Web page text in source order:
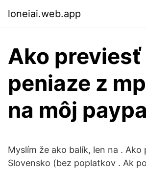
loneiai.web.app
Ako previesť
peniaze z
na môj
Myslím že ako balík, len na . Ako
Slovensko (bez poplatkov . Ak